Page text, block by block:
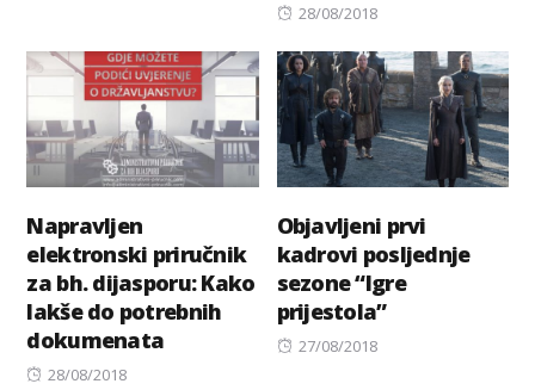
Posted
28/08/2018
Napravljen
elektronski priručnik
za bh. dijasporu: Kako
lakše do potrebnih
dokumenata
Posted
28/08/2018
Objavljeni prvi
kadrovi posljednje
sezone “Igre
prijestola”
Posted
27/08/2018